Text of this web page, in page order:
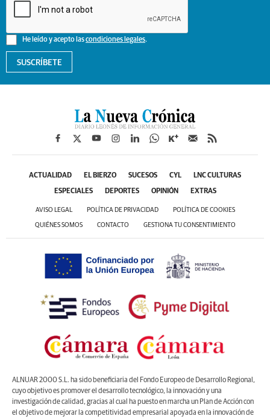
He leído y acepto lascondiciones legales.
SUSCRÍBETE
ACTUALIDAD EL BIERZO SUCESOS CYL LNC CULTURAS
ESPECIALES DEPORTES OPINIÓN EXTRAS
AVISO LEGAL POLÍTICA DE PRIVACIDAD POLÍTICA DE COOKIES
QUIÉNES SOMOS CONTACTO GESTIONA TU CONSENTIMIENTO
ALNUAR 2000 S.L. ha sido beneficiaria del Fondo Europeo de Desarrollo Regional,
cuyo objetivo es promover el desarrollo tecnológico, la innovación y una
investigación de calidad, gracias al cual ha puesto en marcha un Plan de Acción con
el objetivo de mejorar la competitividad empresarial apoyada en la innovación de